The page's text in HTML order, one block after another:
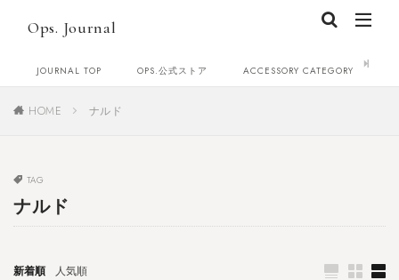
Ops. Journal
JOURNAL TOP OPS.公式ストア ACCESSORY CATEGORY
HOME ナルド
TAG
ナルド
新着順 人気順